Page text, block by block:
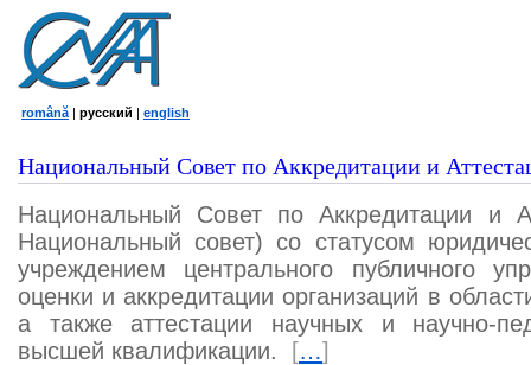
română | русский | english
Национальный Совет по Аккредитации и
Национальный Совет по Аккредитации и
Национальный совет) со статусом
учреждением центрального публичного
оценки и аккредитации организаций в
а также аттестации научных и научно-
высшей квалификации.
[…]